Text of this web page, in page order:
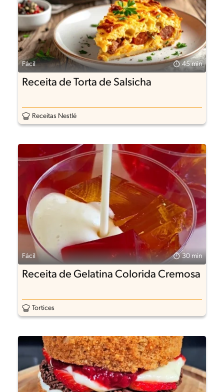
Fácil 45 min
Receita de Torta de Salsicha
Receitas Nestlé
Fácil 30 min
Receita de Gelatina Colorida Cremosa
Tortices